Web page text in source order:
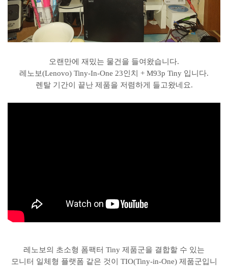
오랜만에 재밌는 물건을 들여왔습니다.
레노보(Lenovo) Tiny-In-One 23인치 + M93p Tiny 입니다.
렌탈 기간이 끝난 제품을 저렴하게 들고왔네요.
레노보의 초소형 폼팩터 Tiny 제품군을 결합할 수 있는
모니터 일체형 플랫폼 같은 것이 TIO(Tiny-in-One) 제품군입니